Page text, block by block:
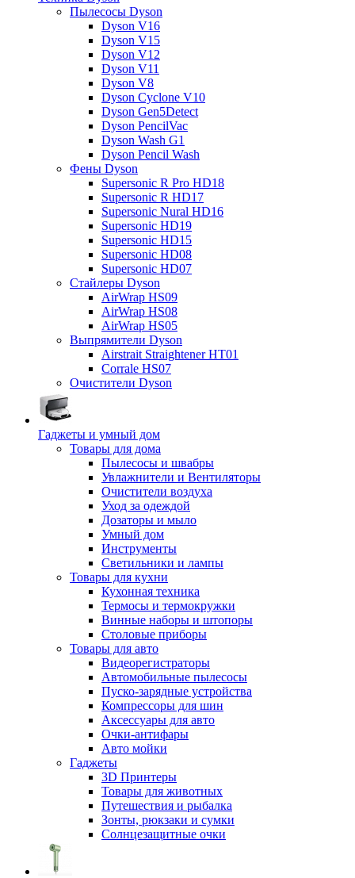
Пылесосы Dyson
Dyson V16
Dyson V15
Dyson V12
Dyson V11
Dyson V8
Dyson Cyclone V10
Dyson Gen5Detect
Dyson PencilVac
Dyson Wash G1
Dyson Pencil Wash
Фены Dyson
Supersonic R Pro HD18
Supersonic R HD17
Supersonic Nural HD16
Supersonic HD19
Supersonic HD15
Supersonic HD08
Supersonic HD07
Стайлеры Dyson
AirWrap HS09
AirWrap HS08
AirWrap HS05
Выпрямители Dyson
Airstrait Straightener HT01
Corrale HS07
Очистители Dyson
Гаджеты и умный дом
Товары для дома
Пылесосы и швабры
Увлажнители и Вентиляторы
Очистители воздуха
Уход за одеждой
Дозаторы и мыло
Умный дом
Инструменты
Светильники и лампы
Товары для кухни
Кухонная техника
Термосы и термокружки
Винные наборы и штопоры
Столовые приборы
Товары для авто
Видеорегистраторы
Автомобильные пылесосы
Пуско-зарядные устройства
Компрессоры для шин
Аксессуары для авто
Очки-антифары
Авто мойки
Гаджеты
3D Принтеры
Товары для животных
Путешествия и рыбалка
Зонты, рюкзаки и сумки
Солнцезащитные очки